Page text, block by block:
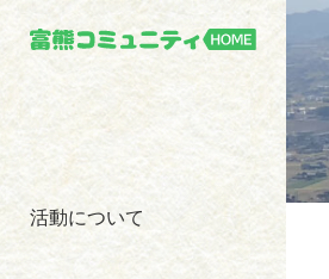
活動について